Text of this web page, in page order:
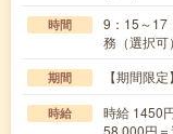
時間
9：15～17
務（選択
期間 【期間限
時給
時給 1450